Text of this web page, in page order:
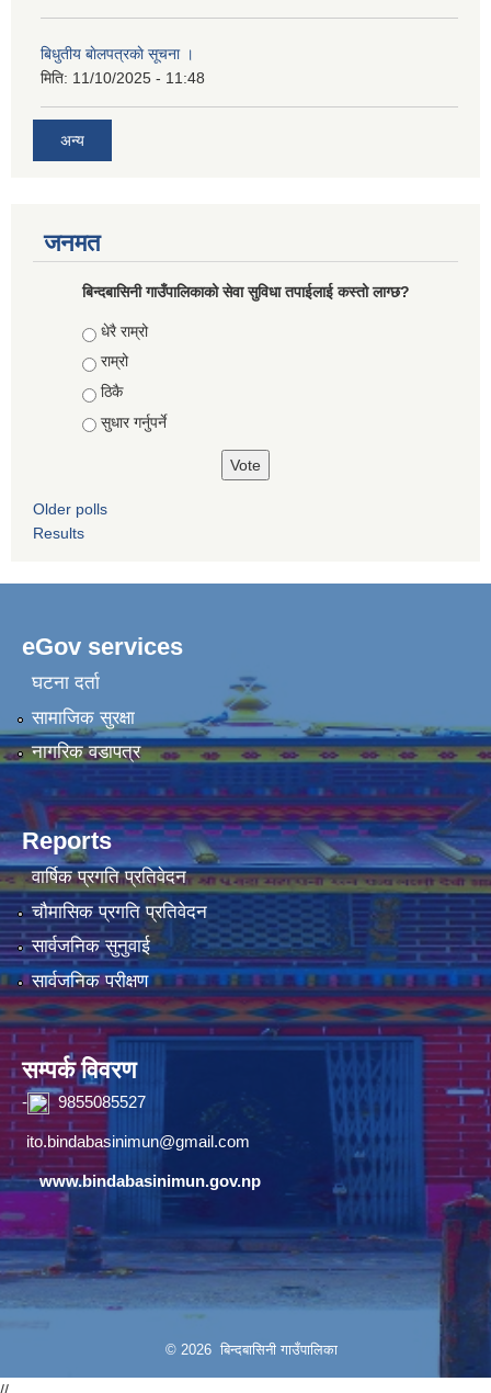
बिधुतीय बाेलपत्रकाे सूचना ।
मिति: 11/10/2025 - 11:48
अन्य
जनमत
बिन्दबासिनी गाउँपालिकाको सेवा सुविधा तपाईलाई कस्तो लाग्छ?
Choices
धेरै राम्रो
राम्रो
ठिकै
सुधार गर्नुपर्ने
Older polls
Results
eGov services
घटना दर्ता
सामाजिक सुरक्षा
नागरिक वडापत्र
Reports
वार्षिक प्रगति प्रतिवेदन
चौमासिक प्रगति प्रतिवेदन
सार्वजनिक सुनुवाई
सार्वजनिक परीक्षण
सम्पर्क विवरण
- 9855085527
ito.bindabasinimun@gmail.com
www.bindabasinimun.gov.np
© 2026 बिन्दबासिनी गाउँपालिका
//